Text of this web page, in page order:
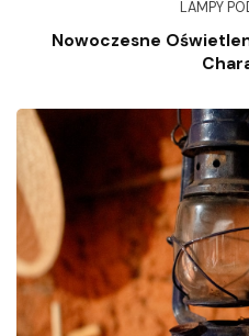
LAMPY
Nowoczesne